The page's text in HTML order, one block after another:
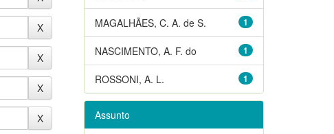
1
MAGALHÃES, C. A. de S.
1
NASCIMENTO, A. F. do
1
ROSSONI, A. L.
Assunto